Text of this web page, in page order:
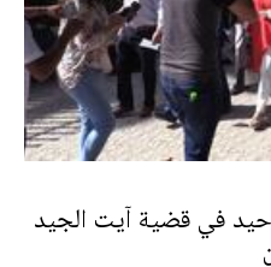
في قضية آيت الجيد